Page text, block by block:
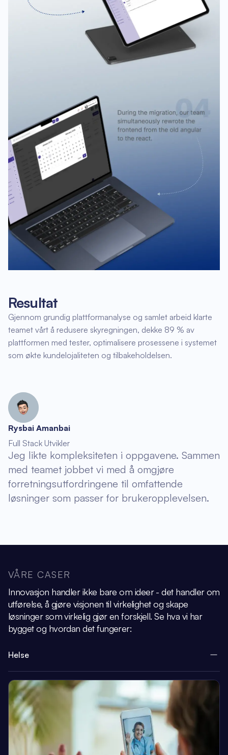
Resultat
Gjennom grundig plattformanalyse og samlet arbeid klarte
teamet vårt å redusere skyregningen, dekke 89 % av
plattformen med tester, optimalisere prosessene i systemet
som økte kundelojaliteten og tilbakeholdelsen.
Jeg likte kompleksiteten i oppgavene. Sammen
med teamet jobbet vi med å omgjøre
forretningsutfordringene til omfattende
løsninger som passer for brukeropplevelsen.
Rysbai Amanbai
Full Stack Utvikler
VÅRE CASER
Innovasjon handler ikke bare om ideer - det handler om
utførelse, å gjøre visjonen til virkelighet og skape
løsninger som virkelig gjør en forskjell.Se hva vi har
bygget og hvordan det fungerer:
Helse